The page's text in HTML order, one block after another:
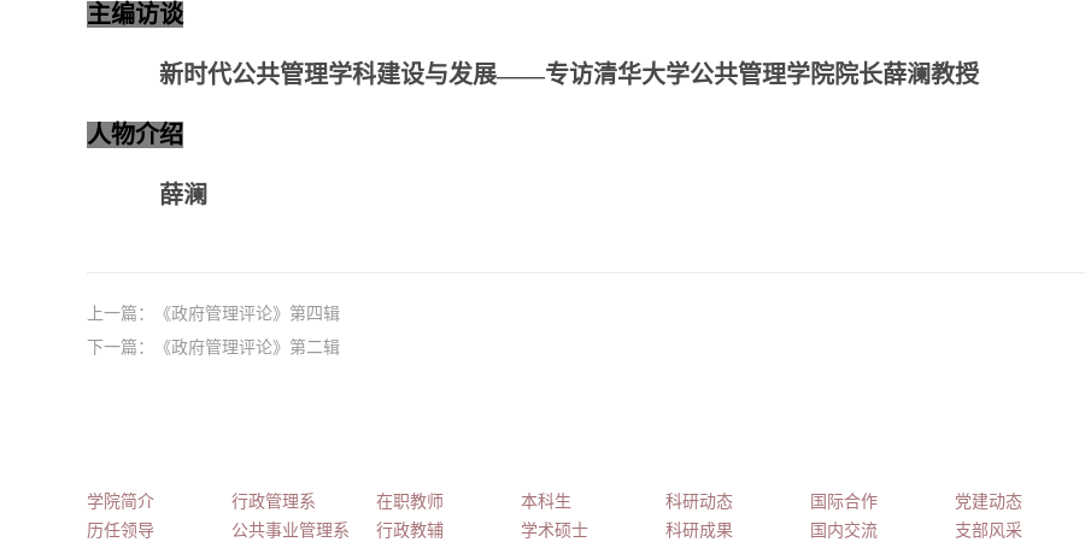
主编访谈
新时代公共管理学科建设与发展——专访清华大学公共管理学院院长薛澜教授
人物介绍
薛澜
上一篇：
《政府管理评论》第四辑
下一篇：
《政府管理评论》第二辑
学院简介
历任领导
行政管理系
公共事业管理系
在职教师
行政教辅
本科生
学术硕士
科研动态
科研成果
国际合作
国内交流
党建动态
支部风采